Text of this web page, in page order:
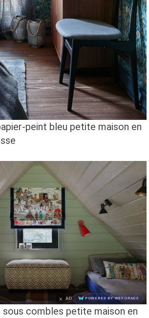
peint bleu petite maison en
× AD POWERED BY WEFORADS
combles petite maison en